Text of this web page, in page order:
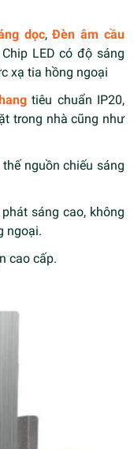
dọc,Đèn âm cầu
Chip LED có độ sáng
xạ tia hồng ngoại
tiêu chuẩn IP20,
trong nhà cũng như
nguồn chiếu sáng
sáng cao, không
ngoại.
cao cấp.